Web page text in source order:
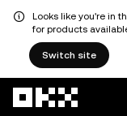
Looks like you're in
for products
Switch site